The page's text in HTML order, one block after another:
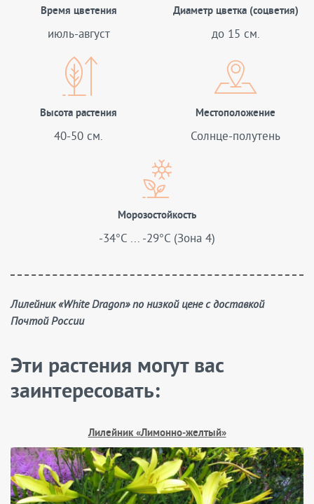
Время цветения
июль-август
Диаметр цветка (соцветия)
до 15 см.
Высота растения
40-50 см.
Местоположение
Солнце-полутень
Морозостойкость
-34°C ... -29°C (Зона 4)
Лилейник «White Dragon» по низкой цене с доставкой
Почтой России
Эти растения могут вас
заинтересовать:
Лилейник «Лимонно‑желтый»